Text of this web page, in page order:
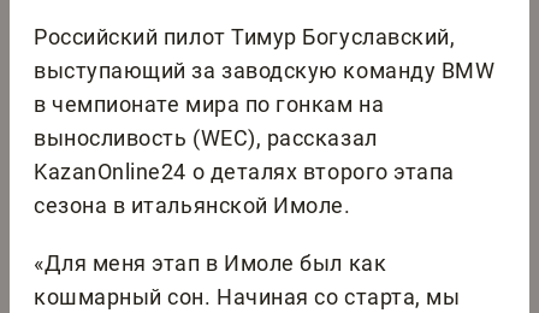
Российский пилот Тимур Богуславский,
выступающий за заводскую команду BMW
в чемпионате мира по гонкам на
выносливость (WEC), рассказал
KazanOnline24 о деталях второго этапа
сезона в итальянской Имоле.
«Для меня этап в Имоле был как
кошмарный сон. Начиная со старта, мы